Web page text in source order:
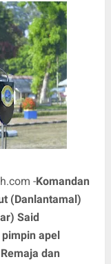
-Komandan
(Danlantamal)
Said
apel
dan